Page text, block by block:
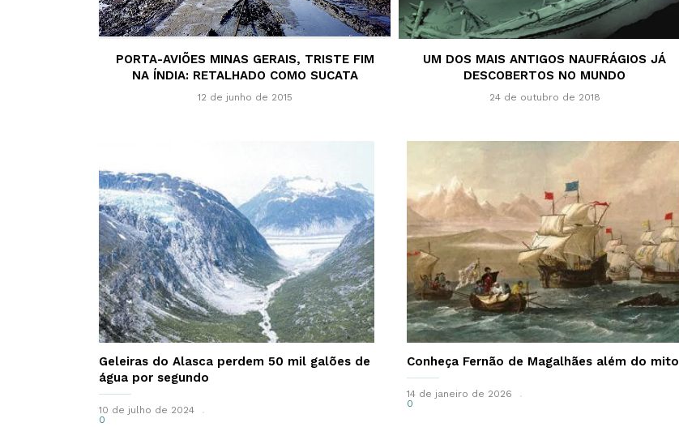
PORTA-AVIÕES MINAS GERAIS, TRISTE FIM
NA ÍNDIA: RETALHADO COMO SUCATA
12 de junho de 2015
UM DOS MAIS ANTIGOS NAUFRÁGIOS JÁ
DESCOBERTOS NO MUNDO
24 de outubro de 2018
Geleiras do Alasca perdem 50 mil galões de
água por segundo
10 de julho de 2024
0
Conheça Fernão de Magalhães além do mito
14 de janeiro de 2026
0